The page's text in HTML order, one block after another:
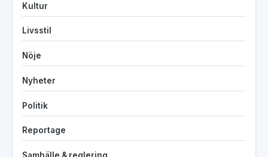
Kultur
Livsstil
Nöje
Nyheter
Politik
Reportage